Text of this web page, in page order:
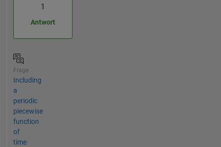
1
Antwort
Frage
Including
a
periodic
piecewise
function
of
time